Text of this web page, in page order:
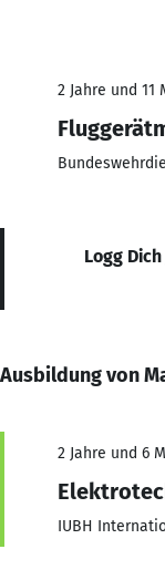
2 Jahre und 11
Logg
Ausbildung von
2 Jahre und 6
IUBH